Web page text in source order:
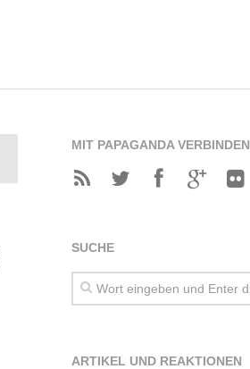
MIT PAPAGANDA VERBINDEN
SUCHE
ARTIKEL UND REAKTIONEN